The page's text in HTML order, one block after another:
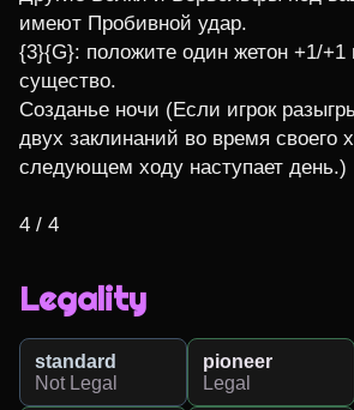
имеют Пробивной удар.
{3}{G}: положите один жетон +1/+1
существо.
Созданье ночи (Если игрок
двух заклинаний во время своего
следующем ходу наступает день.)
4 / 4
Legality
standard
Not Legal
pioneer
Legal